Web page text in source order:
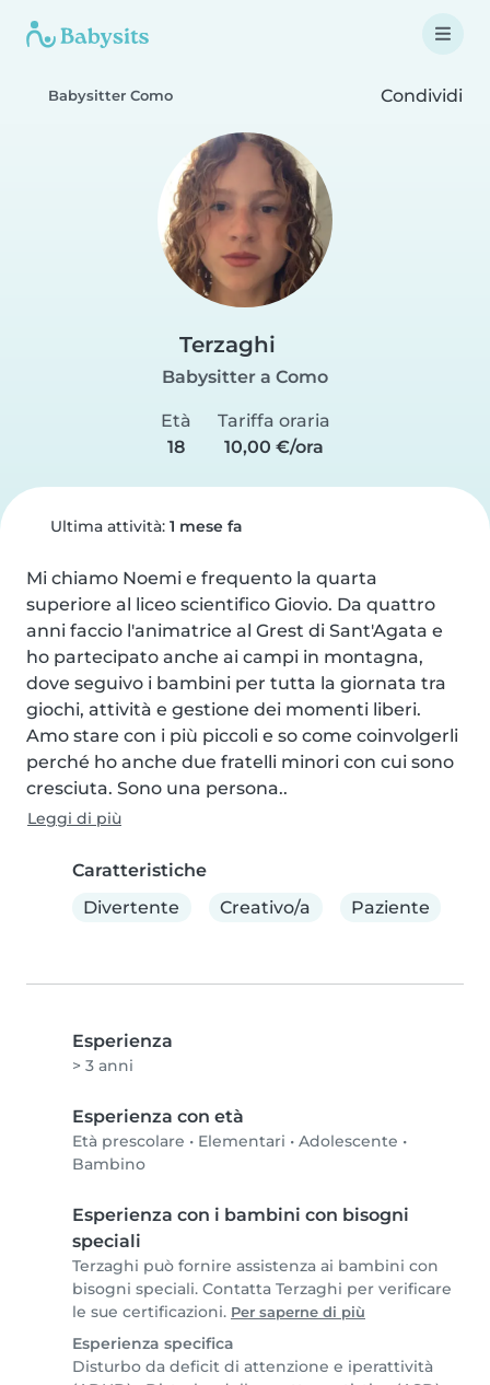
Babysitter Como Condividi
Terzaghi
Babysitter a Como
Età
18
Tariffa oraria
10,00 €/ora
Ultima attività: 1 mese fa
Mi chiamo Noemi e frequento la quarta
superiore al liceo scientifico Giovio. Da quattro
anni faccio l'animatrice al Grest di Sant'Agata e
ho partecipato anche ai campi in montagna,
dove seguivo i bambini per tutta la giornata tra
giochi, attività e gestione dei momenti liberi.
Amo stare con i più piccoli e so come coinvolgerli
perché ho anche due fratelli minori con cui sono
cresciuta. Sono una persona..
Leggi di più
Caratteristiche
Divertente
Creativo/a Paziente
Esperienza
> 3 anni
Esperienza con età
Età prescolare • Elementari • Adolescente •
Bambino
Esperienza con i bambini con bisogni
speciali
Terzaghi può fornire assistenza ai bambini con
bisogni speciali. Contatta Terzaghi per verificare
le sue certificazioni. Per saperne di più
Esperienza specifica
Disturbo da deficit di attenzione e iperattività